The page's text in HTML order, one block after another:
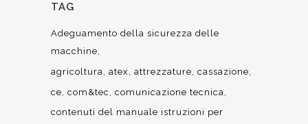
TAG
Adeguamento della sicurezza delle
macchine
agricoltura atex attrezzature cassazione
ce com&tec
comunicazione tecnica
contenuti del manuale istruzioni per